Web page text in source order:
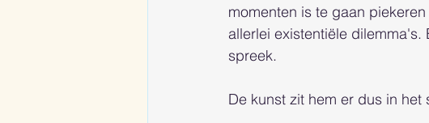
momenten is te gaan
allerlei existentiële
spreek.
De kunst zit hem er dus in